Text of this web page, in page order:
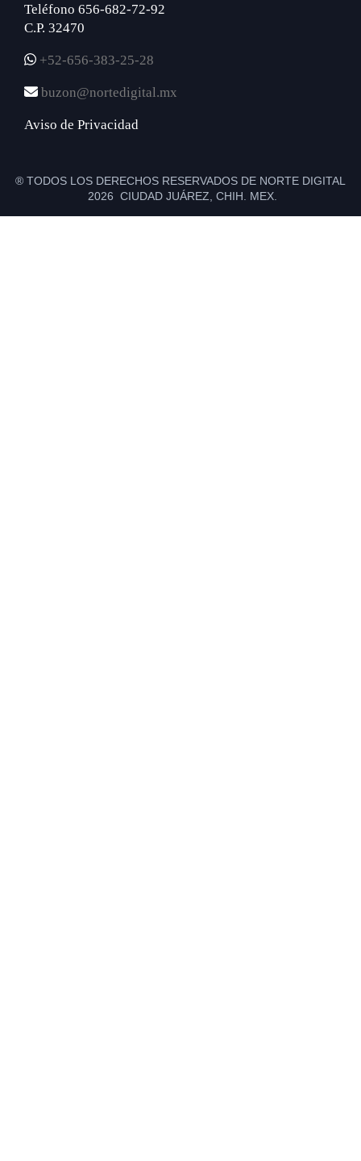
Teléfono 656-682-72-92
C.P. 32470
+52-656-383-25-28
buzon@nortedigital.mx
Aviso de Privacidad
® TODOS LOS DERECHOS RESERVADOS DE NORTE DIGITAL
2026 CIUDAD JUÁREZ, CHIH. MEX.